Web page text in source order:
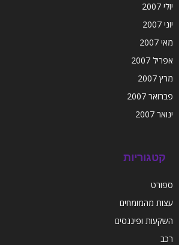
יולי 2007
יוני 2007
מאי 2007
אפריל 2007
מרץ 2007
פברואר 2007
ינואר 2007
קטגוריות
ספורט
עצות מהמומחים
השקעות ופיננסים
רכב